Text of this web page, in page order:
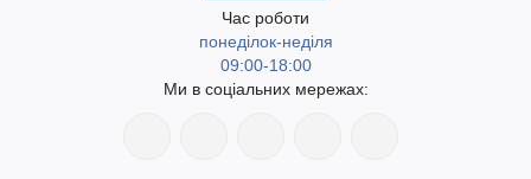
Час роботи
понеділок-неділя
09:00-18:00
Ми в соціальних мережах: